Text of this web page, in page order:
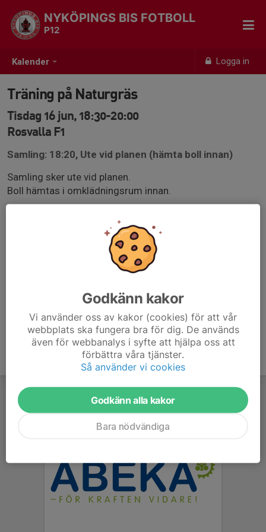
Kalender Logga in
NYKÖPINGS BIS FOTBOLL
P12
Träning på Naturgräs
Tisdag 16 jun, 18:30-20:00
Rosvalla F1
Samling: 18:20, Ute vid planen (hämta boll innan)
Samling sker ute vid planen.
Boll hämtas i omklädningsrum innan.
Vi har omklädningsrum 29B på tisdagar.
Se till att vara ombytt och klar, på plats vid planen med
en boll, senast 10 min innan träningen startar.
Benskydd är obligatoriskt på träning!
Godkänn kakor
Vi använder oss av kakor (cookies) för att vår
webbplats ska fungera bra för dig. De används
även för webbanalys i syfte att hjälpa oss att
förbättra våra tjänster.
Så använder vi cookies
Godkänn alla kakor
Bara nödvändiga